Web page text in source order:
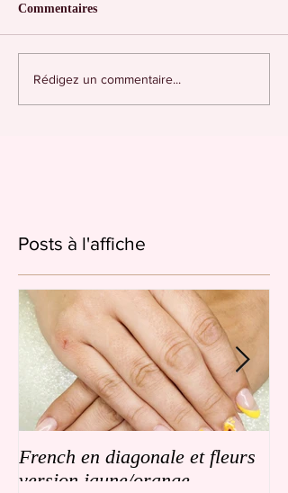
Commentaires
Rédigez un commentaire...
Posts à l'affiche
French en diagonale et fleurs
version jaune/orange